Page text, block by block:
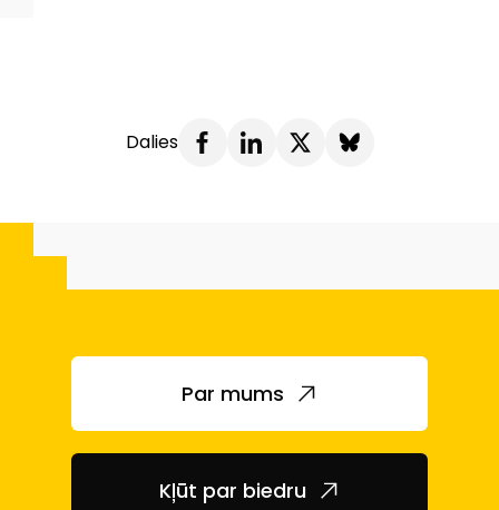
Dalies
Par mums
Kļūt par biedru